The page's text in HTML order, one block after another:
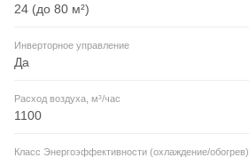
24 (до 80 м²)
Инверторное управление
Да
Расход воздуха, м³/час
1100
Класс Энергоэффективности (охлаждение/обогрев)